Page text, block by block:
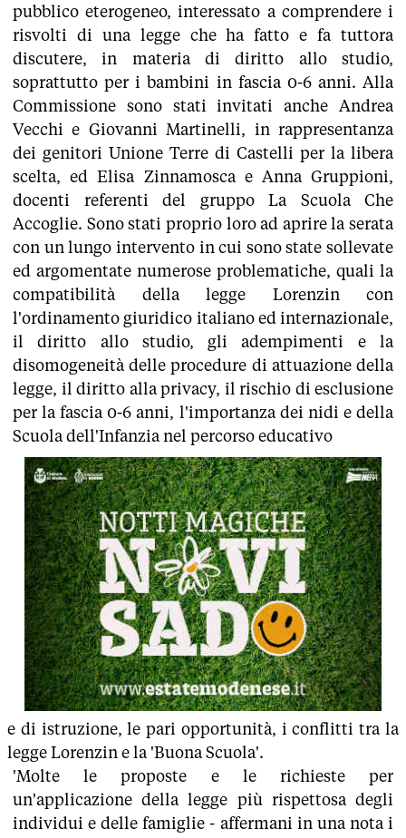
pubblico eterogeneo, interessato a comprendere i
risvolti di una legge che ha fatto e fa tuttora
discutere, in materia di diritto allo studio,
soprattutto per i bambini in fascia 0-6 anni. Alla
Commissione sono stati invitati anche Andrea
Vecchi e Giovanni Martinelli, in rappresentanza
dei genitori Unione Terre di Castelli per la libera
scelta, ed Elisa Zinnamosca e Anna Gruppioni,
docenti referenti del gruppo La Scuola Che
Accoglie. Sono stati proprio loro ad aprire la serata
con un lungo intervento in cui sono state sollevate
ed argomentate numerose problematiche, quali la
compatibilità della legge Lorenzin con
l'ordinamento giuridico italiano ed internazionale,
il diritto allo studio, gli adempimenti e la
disomogeneità delle procedure di attuazione della
legge, il diritto alla privacy, il rischio di esclusione
per la fascia 0-6 anni, l'importanza dei nidi e della
Scuola dell'Infanzia nel percorso educativo
e di istruzione, le pari opportunità, i conflitti tra la
legge Lorenzin e la 'Buona Scuola'.
'Molte le proposte e le richieste per
un'applicazione della legge più rispettosa degli
individui e delle famiglie - affermani in una nota i